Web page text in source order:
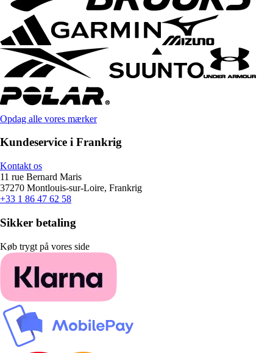
Opdag alle vores mærker
Kundeservice i Frankrig
Kontakt os
11 rue Bernard Maris
37270 Montlouis-sur-Loire, Frankrig
+33 1 86 47 62 58
Sikker betaling
Køb trygt på vores side